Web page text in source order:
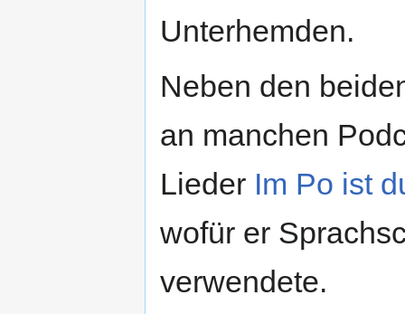
Unterhemden.
Neben den
an manchen
Lieder Im Po ist
wofür er
verwendete.